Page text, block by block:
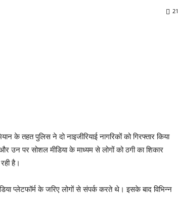
21
के तहत पुलिस ने दो नाइजीरियाई नागरिकों को गिरफ्तार किया
पर सोशल मीडिया के माध्यम से लोगों को ठगी का शिकार
है।
प्लेटफॉर्म के जरिए लोगों से संपर्क करते थे। इसके बाद विभिन्न